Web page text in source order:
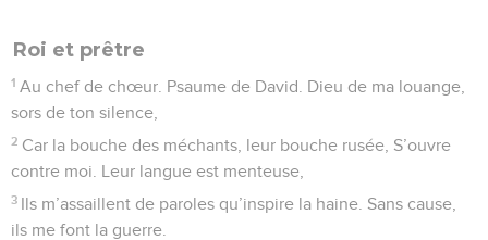
Roi et prêtre
1 Au chef de chœur. Psaume de David. Dieu de ma louange,
sors de ton silence,
2 Car la bouche des méchants, leur bouche rusée, S’ouvre
contre moi. Leur langue est menteuse,
3 Ils m’assaillent de paroles qu’inspire la haine. Sans cause,
ils me font la guerre.